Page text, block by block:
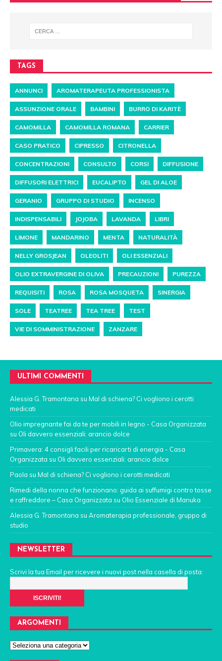
TAGS
ANNUNCI AROMATERAPEUTA PROFESSIONISTA
ASSUNZIONE ORALE BAMBINI BURRO DI KARITÈ
CAMOMILLA CAMOMILLA ROMANA CARRIER
CASO PRATICO CIPRESSO CITRONELLA
CONCENTRAZIONI CONSULTO CORSI DIFFUSIONE
DIFFUSORI ELETTRICI EUCALIPTO GEL DI ALOE
GERANIO GRUPPO DI STUDIO INCENSO
INDISPENSABILI JOJOBA LAVANDA LIBRI
LIMONE MANDARINO MENTA NATURALITÀ
NELLY GROSJEAN OLEOLITI OLI ESSENZIALI
OLIO EXTRAVERGINE DI OLIVA PRECAUZIONI PUREZZA
REQUISITI ROSA ROSA MOSQUETA SINERGIA
SOLE TEATREE TEA TREE TEST
VIE DI SOMMINISTRAZIONE ZANZARE
ULTIMI COMMENTI
Alessia G. Tramontana su Mal di schiena? Ci vogliono i cerotti
medicati
Olio impregnante fai da te per mobili in legno - Casa Organizzata
su Oli davvero essenziali: arancio dolce
Primavera: 4 consigli facili per ricaricarti di energia - Casa
Organizzata su Oli davvero essenziali: arancio dolce
Paola su Mal di schiena? Ci vogliono i cerotti medicati
Rimedi della nonna che funzionano: guida ai suffumigi contro tosse
e raffreddore – Casa Organizzata su Olio Essenziale di Manuka
Alessia G. Tramontana su Aromaterapia professionale, gruppo di
studio
NEWSLETTER
Scrivi la tua Email per ricevere i nuovi post nella casella di posta:
ARGOMENTI